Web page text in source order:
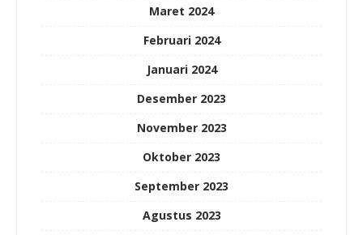
Maret 2024
Februari 2024
Januari 2024
Desember 2023
November 2023
Oktober 2023
September 2023
Agustus 2023